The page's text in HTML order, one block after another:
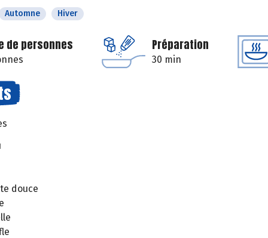
Automne Hiver
de personnes Préparation
30 min
douce